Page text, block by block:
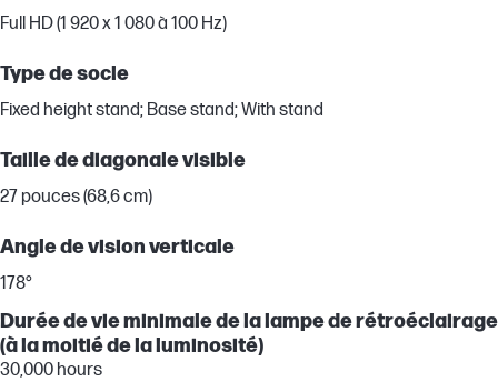
Full HD (1 920 x 1 080 à 100 Hz)
Type de socle
Fixed height stand; Base stand; With stand
Taille de diagonale visible
27 pouces (68,6 cm)
Angle de vision verticale
178°
Durée de vie minimale de la lampe de rétroéclairage
(à la moitié de la luminosité)
30,000 hours